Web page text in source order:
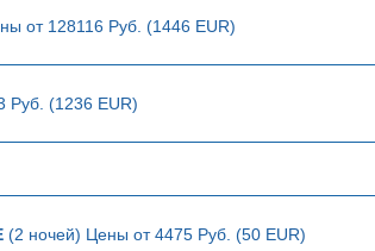
от 128116 Руб. (1446 EUR)
Руб. (1236 EUR)
(2 ночей) Цены от 4475 Руб. (50 EUR)